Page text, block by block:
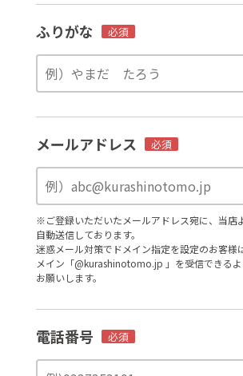
ふりがな 必須
メールアドレス 必須
※ご登録いただいたメールアドレス宛に、当店
自動送信しております。
迷惑メール対策でドメイン指定を設定のお客様
メイン「@kurashinotomo.jp 」を受信できる
お願いします。
電話番号 必須